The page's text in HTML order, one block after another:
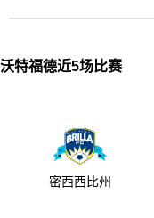
沃特福德近5场比赛
密西西比州